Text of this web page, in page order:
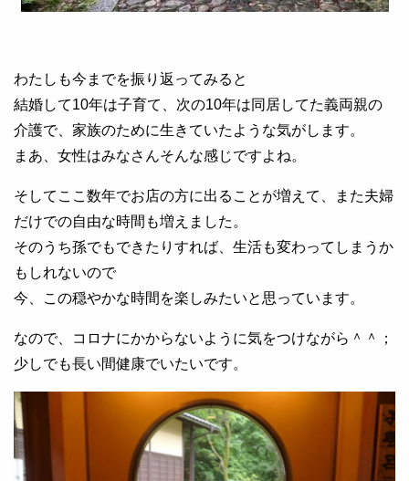
わたしも今までを振り返ってみると
結婚して10年は子育て、次の10年は同居してた義両親の
介護で、家族のために生きていたような気がします。
まあ、女性はみなさんそんな感じですよね。
そしてここ数年でお店の方に出ることが増えて、また夫婦
だけでの自由な時間も増えました。
そのうち孫でもできたりすれば、生活も変わってしまうか
もしれないので
今、この穏やかな時間を楽しみたいと思っています。
なので、コロナにかからないように気をつけながら＾＾；
少しでも長い間健康でいたいです。